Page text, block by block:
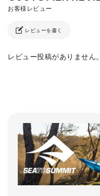
レビューを書く
レビュー投稿がありません。